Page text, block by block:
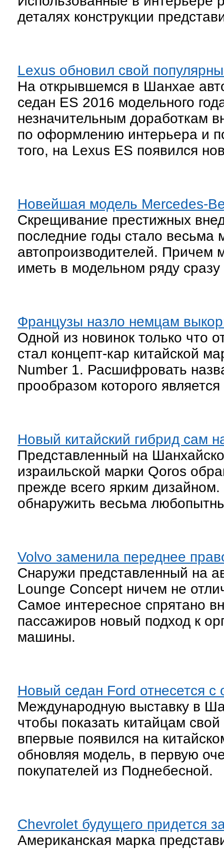
деталях конструкции
Lexus обновил свой
На открывшемся в Шанхае
седан ES 2016 модельного
незначительным доработкам
по оформлению интерьера и
того, на Lexus ES появился
Новейшая модель Mercedes-
Скрещивание престижных
последние годы стало
автопроизводителей. Причем
иметь в модельном ряду
Французы назло немцам
Одной из новинок только что
стал концепт-кар китайской
Number 1. Расшифровать
прообразом которого
Новый китайский гибрид сам
Представленный на
израильской марки Qoros
прежде всего ярким
обнаружить весьма
Volvo заменила переднее
Снаружи представленный на
Lounge Concept ничем не
Самое интересное спрятано
пассажиров новый подход к
машины.
Новый седан Ford отнесется
Международную выставку в
чтобы показать китайцам
впервые появился на
обновляя модель, в первую
покупателей из Поднебесной.
Chevrolet будущего придется
Американская марка